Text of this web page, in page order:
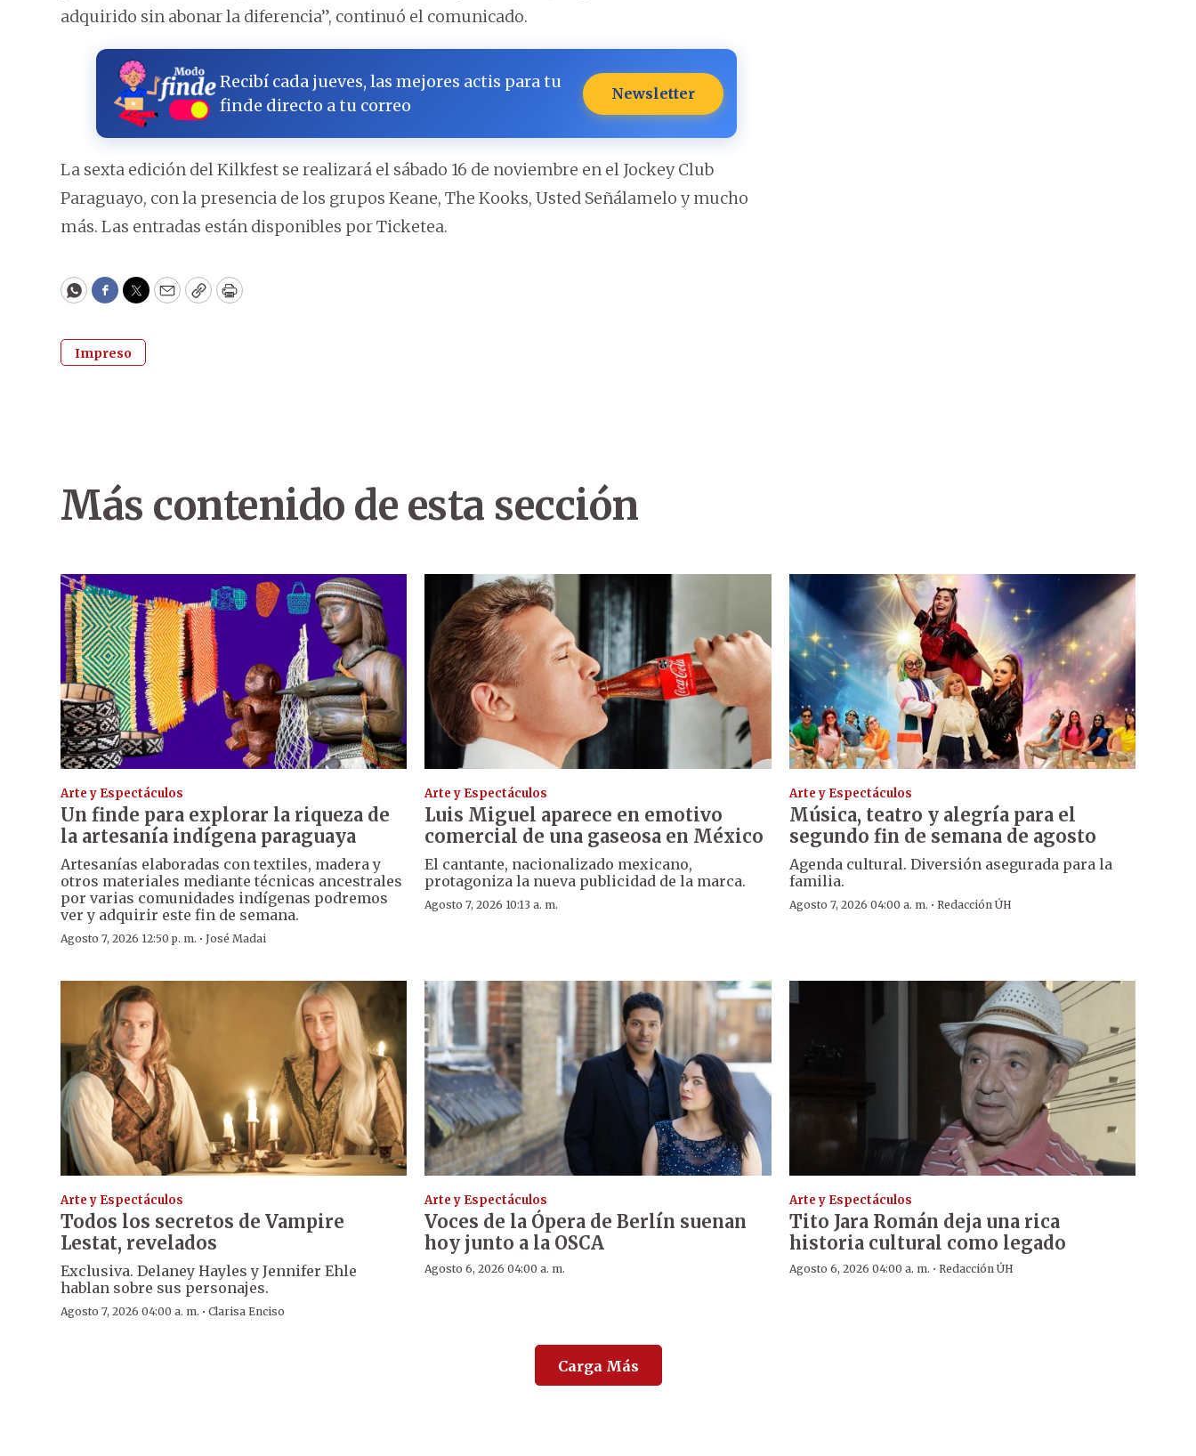
adquirido sin abonar la diferencia”, continuó el comunicado.
Recibí cada jueves, las mejores actis para tu
finde directo a tu correo
Newsletter
La sexta edición del Kilkfest se realizará el sábado 16 de noviembre en el Jockey Club
Paraguayo, con la presencia de los grupos Keane, The Kooks, Usted Señálamelo y mucho
más. Las entradas están disponibles por Ticketea.
WhatsApp
Facebook
Twitter
EmailCopyPrint
Impreso
Más contenido de esta sección
Arte y Espectáculos
Un finde para explorar la riqueza de
la artesanía indígena paraguaya
Artesanías elaboradas con textiles, madera y
otros materiales mediante técnicas ancestrales
por varias comunidades indígenas podremos
ver y adquirir este fin de semana.
Agosto 7, 2026 12:50 p. m. · José Madai
Arte y Espectáculos
Luis Miguel aparece en emotivo
comercial de una gaseosa en México
El cantante, nacionalizado mexicano,
protagoniza la nueva publicidad de la marca.
Agosto 7, 2026 10:13 a. m.
Arte y Espectáculos
Música, teatro y alegría para el
segundo fin de semana de agosto
Agenda cultural. Diversión asegurada para la
familia.
Agosto 7, 2026 04:00 a. m. · Redacción ÚH
Arte y Espectáculos
Todos los secretos de Vampire
Lestat, revelados
Exclusiva. Delaney Hayles y Jennifer Ehle
hablan sobre sus personajes.
Agosto 7, 2026 04:00 a. m. · Clarisa Enciso
Arte y Espectáculos
Voces de la Ópera de Berlín suenan
hoy junto a la OSCA
Agosto 6, 2026 04:00 a. m.
Arte y Espectáculos
Tito Jara Román deja una rica
historia cultural como legado
Agosto 6, 2026 04:00 a. m. · Redacción ÚH
Carga Más